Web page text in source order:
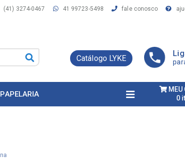
(41) 3274-0467 41 99723-5498 fale conosco
Catálogo LYKE
MEU
0